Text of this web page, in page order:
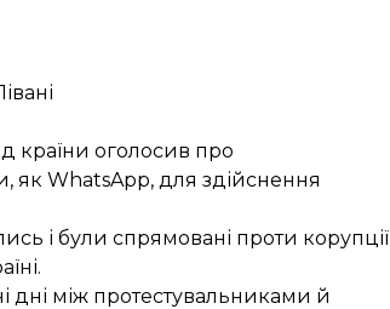
країни оголосив про
WhatsApp, для здійснення
і були спрямовані проти корупції
дні між протестувальниками й